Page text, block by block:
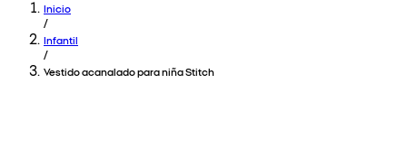
Inicio
/
Infantil
/
Vestido acanalado para niña Stitch